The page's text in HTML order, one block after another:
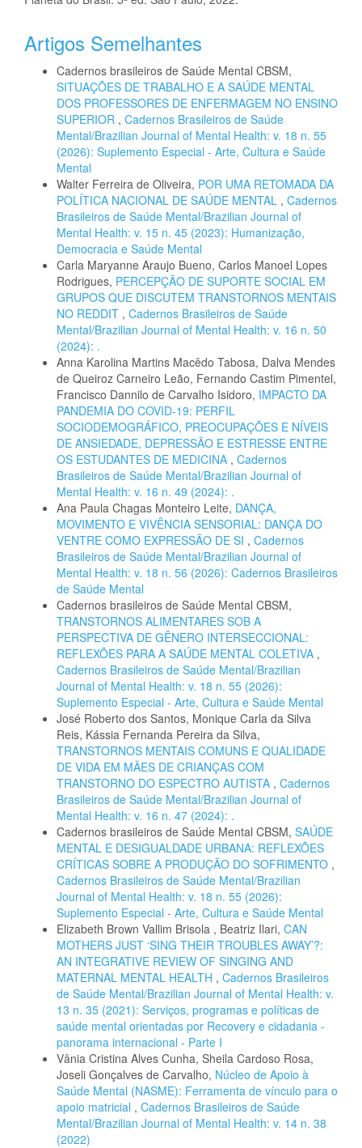
Artigos Semelhantes
Cadernos brasileiros de Saúde Mental CBSM,
SITUAÇÕES DE TRABALHO E A SAÚDE MENTAL
DOS PROFESSORES DE ENFERMAGEM NO ENSINO
SUPERIOR , Cadernos Brasileiros de Saúde
Mental/Brazilian Journal of Mental Health: v. 18 n. 55
(2026): Suplemento Especial - Arte, Cultura e Saúde
Mental
Walter Ferreira de Oliveira, POR UMA RETOMADA DA
POLÍTICA NACIONAL DE SAÚDE MENTAL , Cadernos
Brasileiros de Saúde Mental/Brazilian Journal of
Mental Health: v. 15 n. 45 (2023): Humanização,
Democracia e Saúde Mental
Carla Maryanne Araujo Bueno, Carlos Manoel Lopes
Rodrigues, PERCEPÇÃO DE SUPORTE SOCIAL EM
GRUPOS QUE DISCUTEM TRANSTORNOS MENTAIS
NO REDDIT , Cadernos Brasileiros de Saúde
Mental/Brazilian Journal of Mental Health: v. 16 n. 50
(2024): .
Anna Karolina Martins Macêdo Tabosa, Dalva Mendes
de Queiroz Carneiro Leão, Fernando Castim Pimentel,
Francisco Dannilo de Carvalho Isidoro, IMPACTO DA
PANDEMIA DO COVID-19: PERFIL
SOCIODEMOGRÁFICO, PREOCUPAÇÕES E NÍVEIS
DE ANSIEDADE, DEPRESSÃO E ESTRESSE ENTRE
OS ESTUDANTES DE MEDICINA , Cadernos
Brasileiros de Saúde Mental/Brazilian Journal of
Mental Health: v. 16 n. 49 (2024): .
Ana Paula Chagas Monteiro Leite, DANÇA,
MOVIMENTO E VIVÊNCIA SENSORIAL: DANÇA DO
VENTRE COMO EXPRESSÃO DE SI , Cadernos
Brasileiros de Saúde Mental/Brazilian Journal of
Mental Health: v. 18 n. 56 (2026): Cadernos Brasileiros
de Saúde Mental
Cadernos brasileiros de Saúde Mental CBSM,
TRANSTORNOS ALIMENTARES SOB A
PERSPECTIVA DE GÊNERO INTERSECCIONAL:
REFLEXÕES PARA A SAÚDE MENTAL COLETIVA ,
Cadernos Brasileiros de Saúde Mental/Brazilian
Journal of Mental Health: v. 18 n. 55 (2026):
Suplemento Especial - Arte, Cultura e Saúde Mental
José Roberto dos Santos, Monique Carla da Silva
Reis, Kássia Fernanda Pereira da Silva,
TRANSTORNOS MENTAIS COMUNS E QUALIDADE
DE VIDA EM MÃES DE CRIANÇAS COM
TRANSTORNO DO ESPECTRO AUTISTA , Cadernos
Brasileiros de Saúde Mental/Brazilian Journal of
Mental Health: v. 16 n. 47 (2024): .
Cadernos brasileiros de Saúde Mental CBSM, SAÚDE
MENTAL E DESIGUALDADE URBANA: REFLEXÕES
CRÍTICAS SOBRE A PRODUÇÃO DO SOFRIMENTO ,
Cadernos Brasileiros de Saúde Mental/Brazilian
Journal of Mental Health: v. 18 n. 55 (2026):
Suplemento Especial - Arte, Cultura e Saúde Mental
Elizabeth Brown Vallim Brisola , Beatriz Ilari, CAN
MOTHERS JUST ‘SING THEIR TROUBLES AWAY’?:
AN INTEGRATIVE REVIEW OF SINGING AND
MATERNAL MENTAL HEALTH , Cadernos Brasileiros
de Saúde Mental/Brazilian Journal of Mental Health: v.
13 n. 35 (2021): Serviços, programas e políticas de
saúde mental orientadas por Recovery e cidadania -
panorama internacional - Parte I
Vânia Cristina Alves Cunha, Sheila Cardoso Rosa,
Joseli Gonçalves de Carvalho, Núcleo de Apoio à
Saúde Mental (NASME): Ferramenta de vínculo para o
apoio matricial , Cadernos Brasileiros de Saúde
Mental/Brazilian Journal of Mental Health: v. 14 n. 38
(2022)